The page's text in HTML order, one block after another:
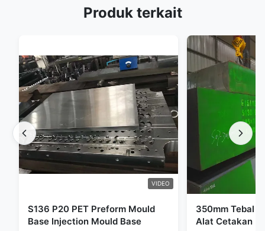
Produk terkait
VIDEO
S136 P20 PET Preform Mould
Base Injection Mould Base
350mm Tebal
Alat Cetakan